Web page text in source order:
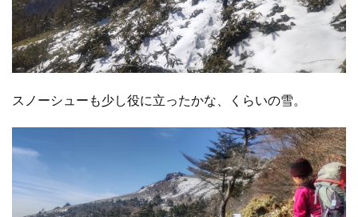
スノーシューも少し役に立ったかな、くらいの雪。